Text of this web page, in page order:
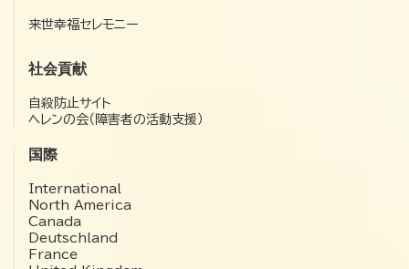
来世幸福セレモニー
社会貢献
自殺防止サイト
ヘレンの会（障害者の活動支援）
国際
International
North America
Canada
Deutschland
France